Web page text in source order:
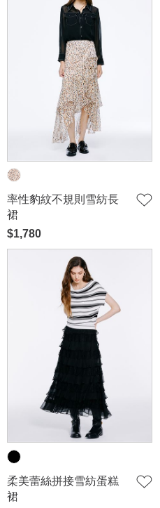
率性豹紋不規則雪紡長
裙
$1,780
柔美蕾絲拼接雪紡蛋糕
裙